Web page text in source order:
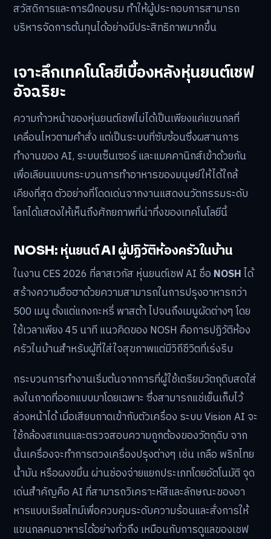
สวัสดิการและการฝึกอบรม ทำให้ผู้ประกอบการสามารถ
บริหารจัดการต้นทุนได้อย่างมีประสิทธิภาพมากขึ้น
เจาะลึกเทคโนโลยีเบื้องหลังหุ่นยนต์เชฟ
อัจฉริยะ
ความก้าวหน้าของหุ่นยนต์เชฟไม่ได้เป็นเพียงแค่แขนกลที่
เคลื่อนไหวตามคำสั่ง แต่เป็นระบบที่ซับซ้อนซึ่งผสานการ
ทำงานของ AI, ระบบเซ็นเซอร์ และแมคคานิกส์เข้าด้วยกัน
เพื่อเลียนแบบกระบวนการทำอาหารของมนุษย์ให้ได้ใกล้
เคียงที่สุด ตัวอย่างที่โดดเด่นจากงานแสดงนวัตกรรมระดับ
โลกได้แสดงให้เห็นถึงศักยภาพที่น่าทึ่งของเทคโนโลยีนี้
NOSH: หุ่นยนต์ AI ผู้ปฏิวัติห้องครัวในบ้าน
ในงาน CES 2026 ที่ลาสเวกัส หุ่นยนต์เชฟ AI ชื่อ NOSHได้
สร้างความฮือฮาด้วยความสามารถในการปรุงอาหารกว่า
500 เมนู ตั้งแต่แกงกะหรี่ พาสต้า ไปจนถึงเมนูผัดต่างๆ โดย
ใช้เวลาเพียง 45 นาที แนวคิดของ NOSH คือการปฏิวัติห้อง
ครัวในบ้านสำหรับผู้ที่ใส่ใจสุขภาพแต่มีวิถีชีวิตที่เร่งรีบ
กระบวนการทำงานเริ่มต้นจากการที่ผู้ใช้เตรียมวัตถุดิบสดใส่
ลงในถาดที่ออกแบบมาโดยเฉพาะ ซึ่งสามารถแช่เย็นเก็บไว้
ล่วงหน้าได้ เมื่อเสียบถาดเข้ากับตัวเครื่อง ระบบ Vision AI จะ
ใช้กล้องสแกนและตรวจสอบความถูกต้องของวัตถุดิบ จาก
นั้นเครื่องจะทำการตวงเครื่องปรุงต่างๆ เช่น เกลือ พริกไทย
น้ำมัน หรือผงขมิ้น ผ่านช่องจ่ายแยกประเภทโดยอัตโนมัติ จุด
เด่นสำคัญคือ AI ที่สามารถวิเคราะห์สีและลักษณะของอา
หารแบบเรียลไทม์เพื่อควบคุมระดับความร้อนและสั่งการให้
แขนกลคนอาหารได้อย่างทั่วถึง เหมือนกับการดูแลของเชฟ